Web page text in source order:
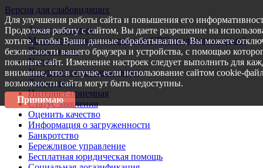
Версия для слабовидящих
Запись на прием
Меры поддержки участникам СВО и членам их семей
Пресс-центр
Услуги
Услуги в электронном виде
Документы
Интернет-приемная
Статус заявления
Оценить качество
Информация о загруженности
Банкротство
Бережливое управление
Бесплатная юридическая помощь
Для улучшения работы сайта и повышения его
Продолжая работу с сайтом, Вы даете разрешение на
хотите, чтобы Ваши данные обрабатывались, Вы можете
безопасности вашего браузера и устройства, с помощью
покиньте сайт. Изменение настроек следует выполнить для
внимание, что в случае, если использование сайтом cookie-
возможности сайта могут быть недоступны.
Принимаю